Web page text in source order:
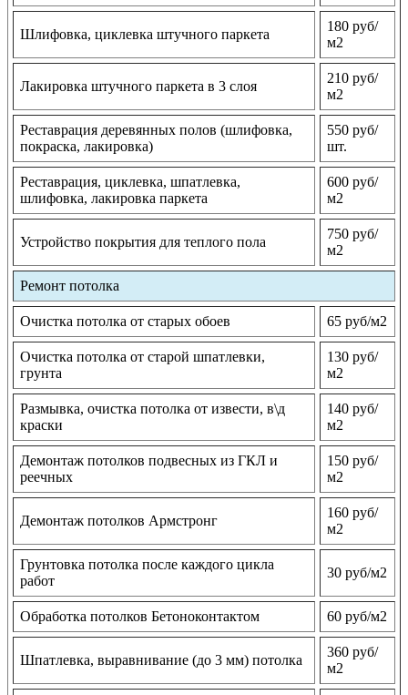
Шлифовка, циклевка штучного паркета
180 руб/
м2
Лакировка штучного паркета в 3 слоя
210 руб/
м2
Реставрация деревянных полов (шлифовка,
покраска, лакировка)
550 руб/
шт.
Реставрация, циклевка, шпатлевка,
шлифовка, лакировка паркета
600 руб/
м2
Устройство покрытия для теплого пола
750 руб/
м2
Ремонт потолка
Очистка потолка от старых обоев 65 руб/м2
Очистка потолка от старой шпатлевки,
грунта
130 руб/
м2
Размывка, очистка потолка от извести, в\д
краски
140 руб/
м2
Демонтаж потолков подвесных из ГКЛ и
реечных
150 руб/
м2
Демонтаж потолков Армстронг
160 руб/
м2
Грунтовка потолка после каждого цикла
работ
30 руб/м2
Обработка потолков Бетоноконтактом 60 руб/м2
Шпатлевка, выравнивание (до 3 мм) потолка
360 руб/
м2